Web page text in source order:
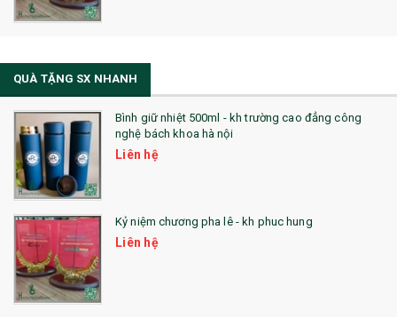
QUÀ TẶNG SX NHANH
Bình giữ nhiệt 500ml - kh trường cao đẳng công
nghệ bách khoa hà nội
Liên hệ
Kỷ niệm chương pha lê - kh phuc hung
Liên hệ